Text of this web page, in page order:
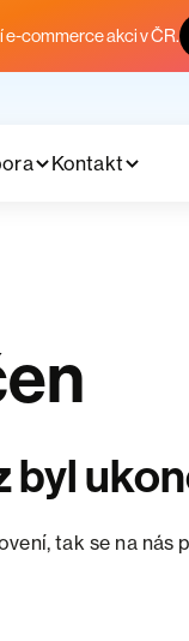
e-commerce akci v ČR.
Kontakt
byl
tak se na nás